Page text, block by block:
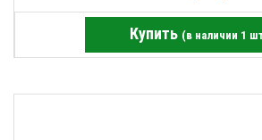
Купить (в наличии 1